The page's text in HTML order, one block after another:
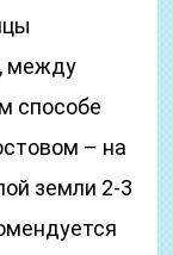
между
способе
– на
земли 2-3